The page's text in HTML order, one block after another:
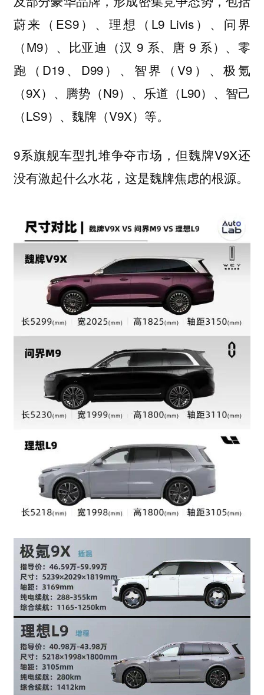
蔚来（ES9）、理想（L9 Livis）、问界
（M9）、比亚迪（汉 9 系、唐 9 系）、零
跑（D19、D99）、智界（V9）、极氪
（9X）、腾势（N9）、乐道（L90）、智己
（LS9）、魏牌（V9X）等。
9系旗舰车型扎堆争夺市场，但魏牌V9X还
没有激起什么水花，这是魏牌焦虑的根源。